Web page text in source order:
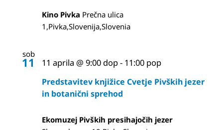
Kino Pivka Prečna ulica
1,Pivka,Slovenija,Slovenia
sob
11
Predstavitev knjižice Cvetje Pivških jezer
in botanični sprehod
11 aprila @ 9:00 dop- 11:00 pop
Ekomuzej Pivških presihajočih jezer